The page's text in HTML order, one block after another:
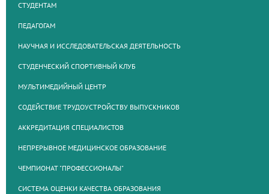
СТУДЕНТАМ
ПЕДАГОГАМ
НАУЧНАЯ И ИССЛЕДОВАТЕЛЬСКАЯ ДЕЯТЕЛЬНОСТЬ
СТУДЕНЧЕСКИЙ СПОРТИВНЫЙ КЛУБ
МУЛЬТИМЕДИЙНЫЙ ЦЕНТР
СОДЕЙСТВИЕ ТРУДОУСТРОЙСТВУ ВЫПУСКНИКОВ
АККРЕДИТАЦИЯ СПЕЦИАЛИСТОВ
НЕПРЕРЫВНОЕ МЕДИЦИНСКОЕ ОБРАЗОВАНИЕ
ЧЕМПИОНАТ "ПРОФЕССИОНАЛЫ"
СИСТЕМА ОЦЕНКИ КАЧЕСТВА ОБРАЗОВАНИЯ